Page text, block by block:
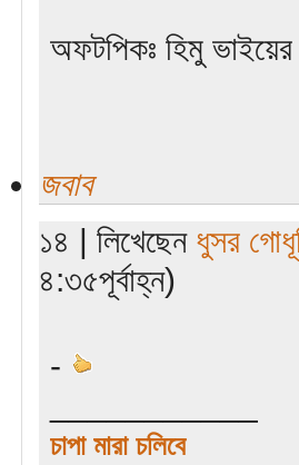
অফটপিকঃ হিমু
জবাব
১৪ | লিখেছেন ধুসর
৪:৩৫পূর্বাহ্ন)
-
চাপা মারা চলিবে